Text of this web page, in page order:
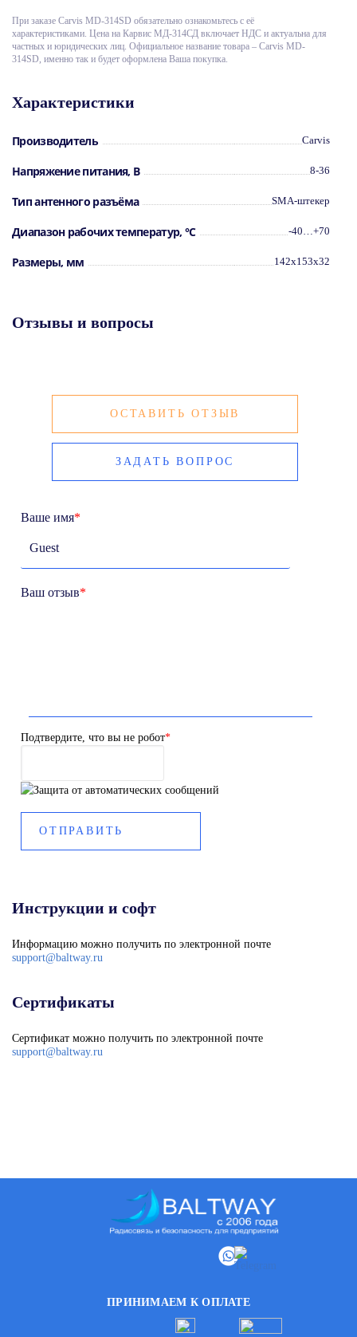
Особенности Carvis MD-314SD
Подключение до 4-х камер,
горячая замена носителя,
включение/выключение по сигналу АСС или
видеовыход 1 авиационный/ 1 VGA.
Дополнительные модули Carvis
MD-314SD
3G
Wi-Fi
При заказе Cаrvis MD-314SD обязательно ознакомьтесь с её
характеристиками. Цена на Карвис МД-314СД включает НДС и актуальна для
частных и юридических лиц. Официальное название товара – Carvis MD-
314SD, именно так и будет оформлена Ваша покупка.
Характеристики
Производитель Carvis
Напряжение питания, В 8-36
Тип антенного разъёма SMA-штекер
Диапазон рабочих температур, °С -40…+70
Размеры, мм 142x153x32
Отзывы и вопросы
ОСТАВИТЬ ОТЗЫВ
ЗАДАТЬ ВОПРОС
Ваше имя*
Ваш отзыв*
Подтвердите, что вы не робот*
Инструкции и софт
Информацию можно получить по электронной почте
support@baltway.ru
Сертификаты
Сертификат можно получить по электронной почте
support@baltway.ru
ПРИНИМАЕМ К ОПЛАТЕ